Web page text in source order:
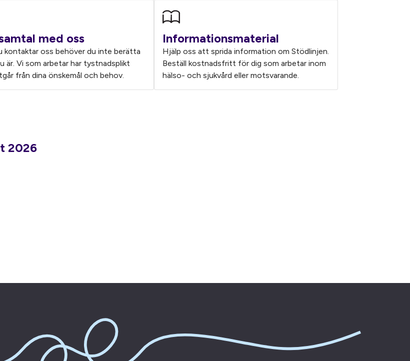
med oss
kontaktar oss behöver du inte berätta
är. Vi som arbetar har tystnadsplikt
från dina önskemål och behov.
Informationsmaterial
Hjälp oss att sprida information om Stödlinjen.
Beställ kostnadsfritt för dig som arbetar inom
hälso- och sjukvård eller motsvarande.
2026